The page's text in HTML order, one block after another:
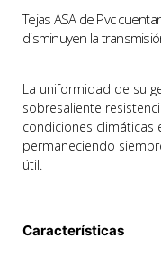
Tejas ASA de Pvc
disminuyen la
La uniformidad de su
sobresaliente
condiciones climáticas
permaneciendo
útil.
Características